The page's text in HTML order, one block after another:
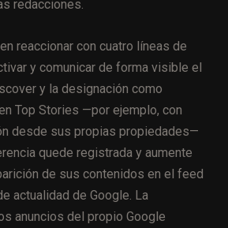
redacciones.
reaccionar con cuatro líneas de
y comunicar de forma visible el
y la designación como
Top Stories —por ejemplo, con
desde sus propias propiedades—
quede registrada y aumente
de sus contenidos en el feed
actualidad de Google. La
anuncios del propio Google